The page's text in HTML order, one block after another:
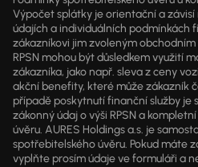
Výpočet splátky je orientační a
údajích a individuálních podmínkách
zákazníkovi jim zvoleným
RPSN mohou být důsledkem využití
zákazníka, jako např. sleva z ceny
akční benefity, které může zákazník
případě poskytnutí finanční služby je
zákonný údaj o výši RPSN a
úvěru. AURES Holdings a.s. je
spotřebitelského úvěru. Pokud máte
vyplňte prosím údaje ve formuláři a